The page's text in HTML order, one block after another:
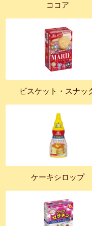
ココア
ビスケット・スナッ
ケーキシロップ